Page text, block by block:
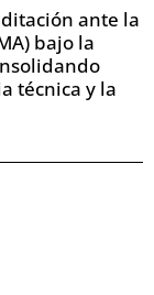
ante la
bajo la
técnica y la